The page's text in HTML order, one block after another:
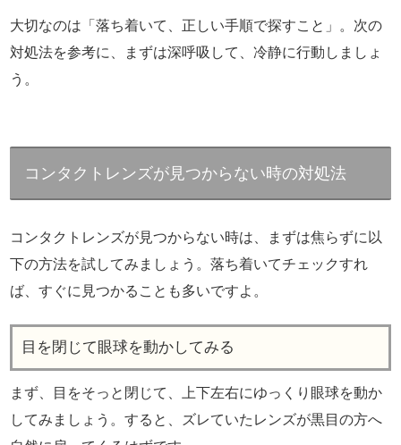
大切なのは「落ち着いて、正しい手順で探すこと」。次の
対処法を参考に、まずは深呼吸して、冷静に行動しましょ
う。
コンタクトレンズが見つからない時の対処法
コンタクトレンズが見つからない時は、まずは焦らずに以
下の方法を試してみましょう。落ち着いてチェックすれ
ば、すぐに見つかることも多いですよ。
目を閉じて眼球を動かしてみる
まず、目をそっと閉じて、上下左右にゆっくり眼球を動か
してみましょう。すると、ズレていたレンズが黒目の方へ